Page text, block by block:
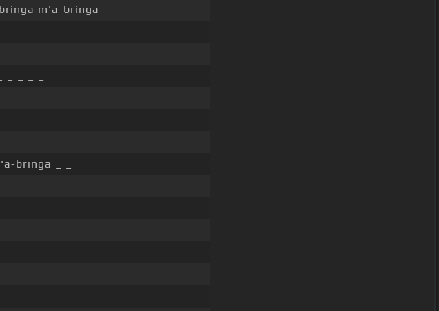
m'a-bringa _ _
_ _ _
bringa _ _